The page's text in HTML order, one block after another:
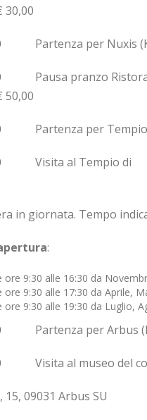
Partenza per Nuxis
Pausa
Partenza per Tempio
Visita al Tempio di
in giornata. Tempo
:
ore 9:30 alle 16:30 da
ore 9:30 alle 17:30 da Aprile,
ore 9:30 alle 19:30 da Luglio,
Partenza per Arbus
Visita al museo del
15, 09031